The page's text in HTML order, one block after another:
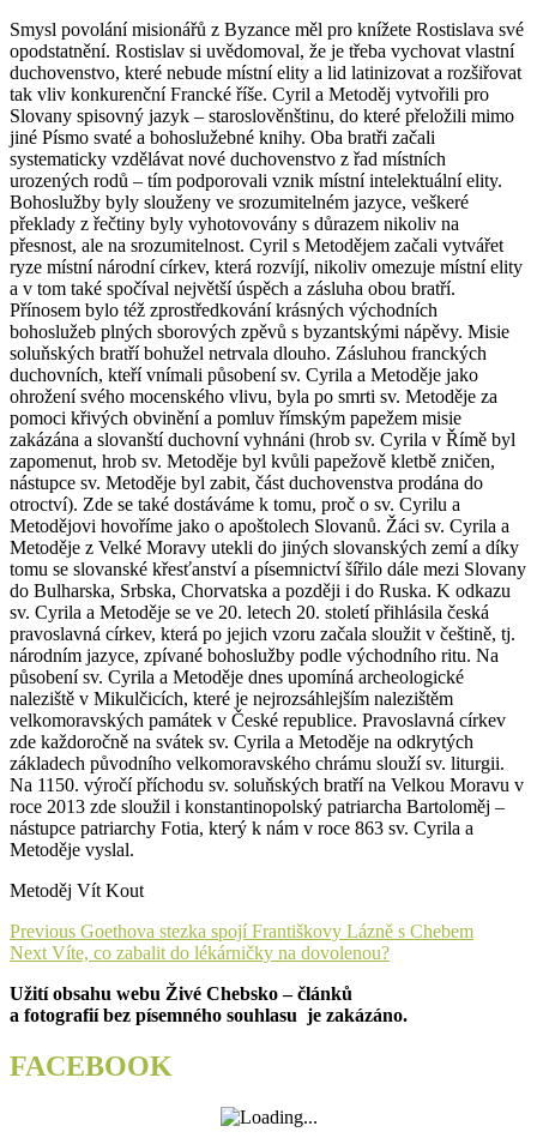
Smysl povolání misionářů z Byzance měl pro knížete Rostislava své
opodstatnění. Rostislav si uvědomoval, že je třeba vychovat vlastní
duchovenstvo, které nebude místní elity a lid latinizovat a rozšiřovat
tak vliv konkurenční Francké říše. Cyril a Metoděj vytvořili pro
Slovany spisovný jazyk – staroslověnštinu, do které přeložili mimo
jiné Písmo svaté a bohoslužebné knihy. Oba bratři začali
systematicky vzdělávat nové duchovenstvo z řad místních
urozených rodů – tím podporovali vznik místní intelektuální elity.
Bohoslužby byly slouženy ve srozumitelném jazyce, veškeré
překlady z řečtiny byly vyhotovovány s důrazem nikoliv na
přesnost, ale na srozumitelnost. Cyril s Metodějem začali vytvářet
ryze místní národní církev, která rozvíjí, nikoliv omezuje místní elity
a v tom také spočíval největší úspěch a zásluha obou bratří.
Přínosem bylo též zprostředkování krásných východních
bohoslužeb plných sborových zpěvů s byzantskými nápěvy. Misie
soluňských bratří bohužel netrvala dlouho. Zásluhou franckých
duchovních, kteří vnímali působení sv. Cyrila a Metoděje jako
ohrožení svého mocenského vlivu, byla po smrti sv. Metoděje za
pomoci křivých obvinění a pomluv římským papežem misie
zakázána a slovanští duchovní vyhnáni (hrob sv. Cyrila v Římě byl
zapomenut, hrob sv. Metoděje byl kvůli papežově kletbě zničen,
nástupce sv. Metoděje byl zabit, část duchovenstva prodána do
otroctví). Zde se také dostáváme k tomu, proč o sv. Cyrilu a
Metodějovi hovoříme jako o apoštolech Slovanů. Žáci sv. Cyrila a
Metoděje z Velké Moravy utekli do jiných slovanských zemí a díky
tomu se slovanské křesťanství a písemnictví šířilo dále mezi Slovany
do Bulharska, Srbska, Chorvatska a později i do Ruska. K odkazu
sv. Cyrila a Metoděje se ve 20. letech 20. století přihlásila česká
pravoslavná církev, která po jejich vzoru začala sloužit v češtině, tj.
národním jazyce, zpívané bohoslužby podle východního ritu. Na
působení sv. Cyrila a Metoděje dnes upomíná archeologické
naleziště v Mikulčicích, které je nejrozsáhlejším nalezištěm
velkomoravských památek v České republice. Pravoslavná církev
zde každoročně na svátek sv. Cyrila a Metoděje na odkrytých
základech původního velkomoravského chrámu slouží sv. liturgii.
Na 1150. výročí příchodu sv. soluňských bratří na Velkou Moravu v
roce 2013 zde sloužil i konstantinopolský patriarcha Bartoloměj –
nástupce patriarchy Fotia, který k nám v roce 863 sv. Cyrila a
Metoděje vyslal.
Metoděj Vít Kout
Navigace
pro
příspěvek
Previous Previous
post:
Goethova stezka spojí Františkovy Lázně s Chebem
Next Next
Víte, co zabalit do lékárničky na dovolenou?
Užití obsahu webu Živé Chebsko – článků
a fotografií bez písemného souhlasu je zakázáno.
FACEBOOK